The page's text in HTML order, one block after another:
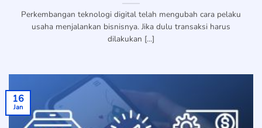
Perkembangan teknologi digital telah mengubah cara pelaku
usaha menjalankan bisnisnya. Jika dulu transaksi harus
dilakukan [...]
16
Jan